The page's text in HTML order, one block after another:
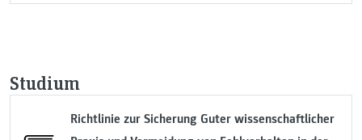
Studium
Richtlinie zur Sicherung Guter wissenschaftlicher